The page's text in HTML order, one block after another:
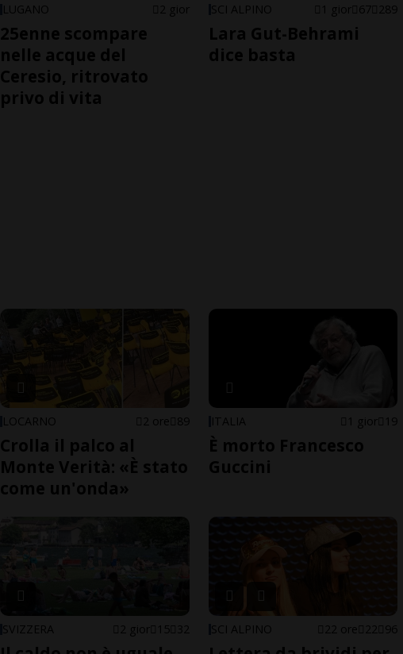
LUGANO 2 gior
25enne scompare
nelle acque del
Ceresio, ritrovato
privo di vita
SCI ALPINO 1 gior 67 289
Lara Gut-Behrami
dice basta
LOCARNO 2 ore 89
Crolla il palco al
Monte Verità: «È stato
come un'onda»
ITALIA 1 gior 19
È morto Francesco
Guccini
SVIZZERA 2 gior 15 32 SCI ALPINO 22 ore 22 96